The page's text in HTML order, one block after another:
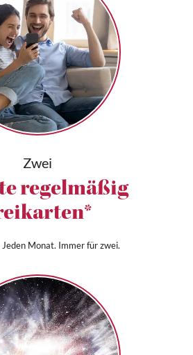
Zwei
regelmäßig
Monat. Immer für zwei.